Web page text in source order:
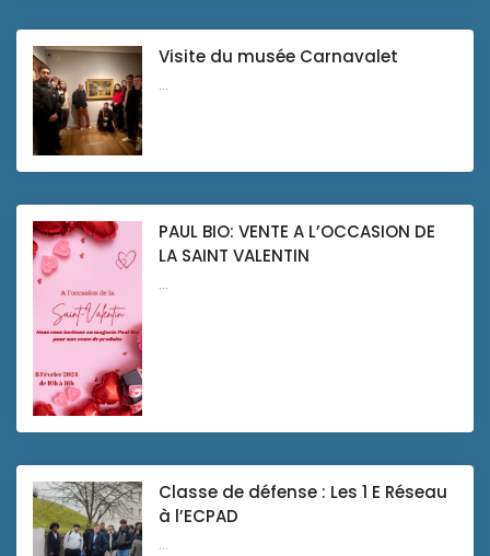
Visite du musée Carnavalet
...
PAUL BIO: VENTE A L’OCCASION DE
LA SAINT VALENTIN
...
Classe de défense : Les 1 E Réseau
à l’ECPAD
...